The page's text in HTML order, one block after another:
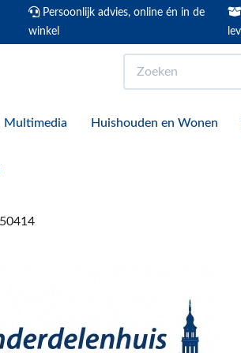
Persoonlijk advies, online én in de
winkel
Multimedia Huishouden en Wonen